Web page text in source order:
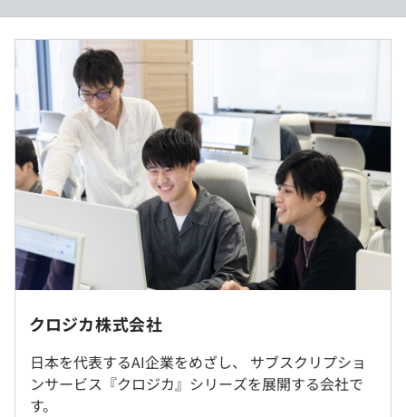
■業務プロセスの自動化に挑戦できる
ビジネスサイドでは、業務プロセスマイニング（手動の業
務プロセスをニーズカードで見える化）を、エンジニアサ
イドでは、業務プロセスオートメーション（手動の業務プ
ロセスをAI技術で自動化）を進めていきます。
■市場価値UP
AIを活用した開発に携われるため、エンジニアとして貴重
な経験を積めます。
【自律的に行動できる自由と責任のバランス】
■セルフマネジメント
残業代を先払いし、就業時間は個人がコントロールできま
す。各自の判断で時差出勤も可能です。
■オープンメトリクス
数値管理をオープンにすることで、各自で事業状況を把握
して行動できます。
就業場所の変更範囲
＜雇入時＞
＜変更範囲＞
会社の定める場所
受動喫煙防止措置に関する事項
・基本給：200,000円（全社員一律）
・能力手当：31,715円
・業務手当：54,000円（30時間分の時間外手当）
∟超過分は別途支給いたします。
（※想定年収 は年収提示額を保証するものではありません）
9:00〜18:00（所定労働時間8時間／日）
◎時差出勤制導入（出社時間を7:30〜10:30で調整可能）
休憩時間：60分（11:30〜13:30の間に取得）
平均残業時間：平均10時間／月
過去３年間の新卒採用者数・離職者数
前年度 採用者数0人 離職者数0人
2年度前 採用者数1人 離職者数0人
3年度前 採用者数0人 離職者数0人
過去３年間の新卒採用者数の男女別人数
前年度 男性0人 女性0人
2年度前 男性1人 女性0人
3年度前 男性0人 女性0人
メンター制度の有無
あり
クロジカ株式会社
日本を代表するAI企業をめざし、 サブスクリプショ
ンサービス『クロジカ』シリーズを展開する会社で
す。